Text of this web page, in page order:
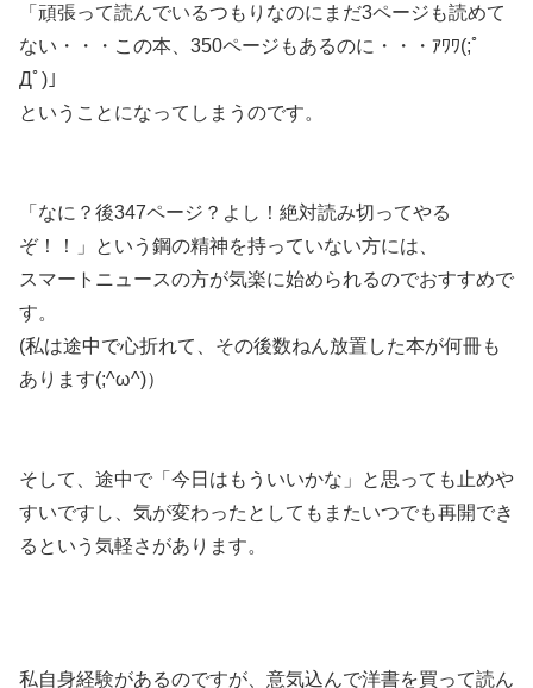
「頑張って読んでいるつもりなのにまだ3ページも読めて
ない・・・この本、350ページもあるのに・・・ｱﾜﾜ(;ﾟ
Дﾟ)」
ということになってしまうのです。
「なに？後347ページ？よし！絶対読み切ってやる
ぞ！！」という鋼の精神を持っていない方には、
スマートニュースの方が気楽に始められるのでおすすめで
す。
(私は途中で心折れて、その後数ねん放置した本が何冊も
あります(;^ω^)）
そして、途中で 「今日はもういいかな」と思っても止めや
すいですし、気が変わったとしてもまたいつでも再開でき
るという気軽さがあります。
私自身経験があるのですが、意気込んで洋書を買って読ん